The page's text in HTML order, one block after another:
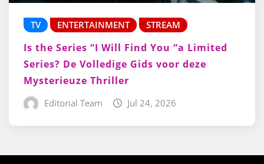
TV ENTERTAINMENT STREAM
Is the Series “I Will Find You “a Limited
Series? De Volledige Gids voor deze
Mysterieuze Thriller
Editorial Team Jul 24, 2026